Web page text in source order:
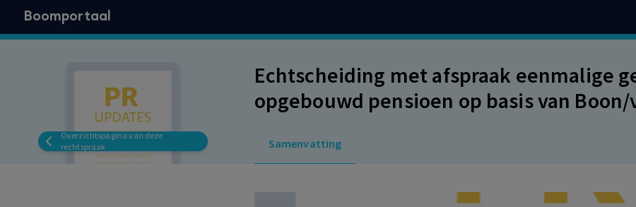
Boomportaal
Overzichtspagina van deze
rechtspraak
Echtscheiding met afspraak eenmalige
opgebouwd pensioen op basis van
Samenvatting